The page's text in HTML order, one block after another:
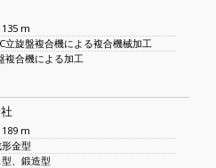
m
立旋盤複合機による複合機械加工
複合機による加工
m
金型
、鍛造型